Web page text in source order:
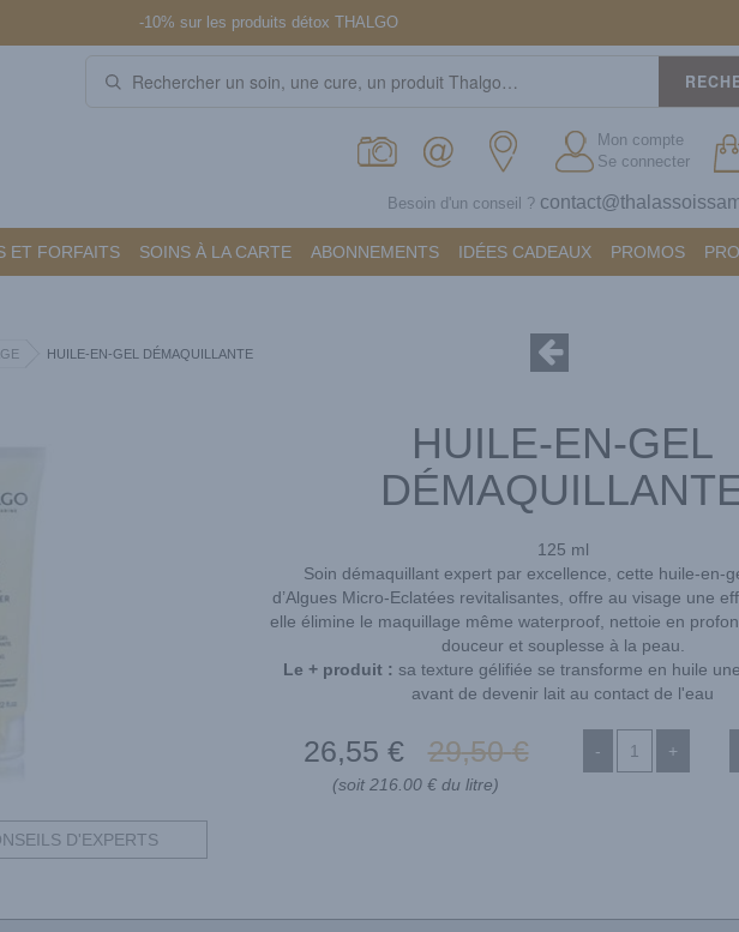
ET FORFAITS SOINS À LA CARTE ABONNEMENTS IDÉES CADEAUX PROMOS
-10% sur les produits détox THALGO
Besoin d'un conseil ?
Mon compte
Se connecter
HUILE-EN-GEL DÉMAQUILLANTE
HUILE-EN-GEL
125 ml
Soin démaquillant expert par excellence, cette huile-en-
d’Algues Micro-Eclatées revitalisantes, offre au visage une
elle élimine le maquillage même waterproof, nettoie en
douceur et souplesse à la peau.
Le + produit : sa texture gélifiée se transforme en huile
avant de devenir lait au contact de l'eau
26,55 € 29,50 €
(soit 216.00 € du litre)
- +
D'EXPERTS